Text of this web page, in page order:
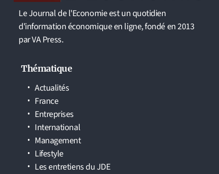
Le Journal de l'Economie est un quotidien
d'information économique en ligne, fondé en 2013
par VA Press.
Thématique
Actualités
France
Entreprises
International
Management
Lifestyle
Les entretiens du JDE